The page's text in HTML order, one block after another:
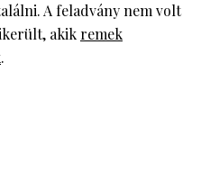
A feladvány nem volt
akik remek
.